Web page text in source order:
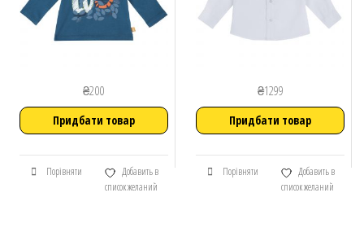
₴200
Придбати товар
Порівняти
Добавить в
список желаний
₴1299
Придбати товар
Порівняти
Добавить в
список желаний